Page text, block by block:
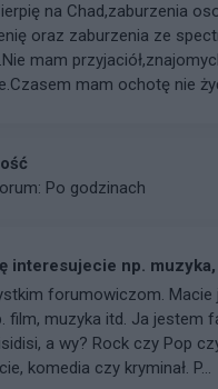
na Chad,zaburzenia
oraz zaburzenia ze
mam
mam ochotę nie
Po godzinach
interesujecie np.
forumowiczom. Macie
film, muzyka itd. Ja jestem
a wy? Rock czy Pop
komedia czy kryminał. P...